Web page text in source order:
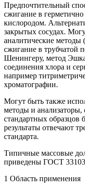
Предпочтительный
сжигание в
кислородом.
закрытых сосудах.
аналитические методы
сжигание в трубчатой
Шенингеру, метод
соединения хлора и
например
хроматографии.
Могут быть также
методы и анализаторы,
стандартных образцов
результаты отвечают
стандарта.
Типичные массовые
приведены ГОСТ
1 Область применения